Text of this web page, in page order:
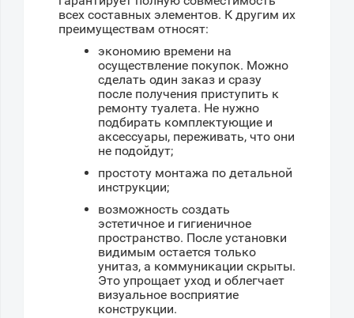
всех составных элементов. К другим их
преимуществам относят:
экономию времени на
осуществление покупок. Можно
сделать один заказ и сразу
после получения приступить к
ремонту туалета. Не нужно
подбирать комплектующие и
аксессуары, переживать, что они
не подойдут;
простоту монтажа по детальной
инструкции;
возможность создать
эстетичное и гигиеничное
пространство. После установки
видимым остается только
унитаз, а коммуникации скрыты.
Это упрощает уход и облегчает
визуальное восприятие
конструкции.